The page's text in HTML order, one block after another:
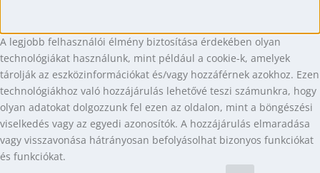
A legjobb felhasználói élmény biztosítása érdekében olyan
technológiákat használunk, mint például a cookie-k, amelyek
tárolják az eszközinformációkat és/vagy hozzáférnek azokhoz. Ezen
technológiákhoz való hozzájárulás lehetővé teszi számunkra, hogy
olyan adatokat dolgozzunk fel ezen az oldalon, mint a böngészési
viselkedés vagy az egyedi azonosítók. A hozzájárulás elmaradása
vagy visszavonása hátrányosan befolyásolhat bizonyos funkciókat
és funkciókat.